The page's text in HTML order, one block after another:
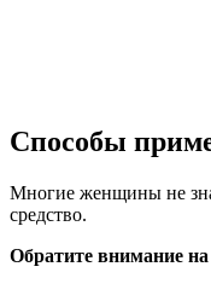
Способы
Многие женщины не
средство.
Обратите внимание